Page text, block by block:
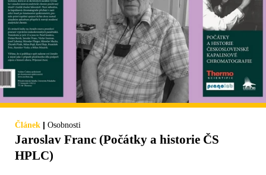
Článek | Osobnosti
Jaroslav Franc (Počátky a historie ČS
HPLC)